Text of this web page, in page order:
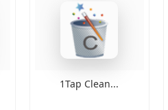
1Tap Clean...